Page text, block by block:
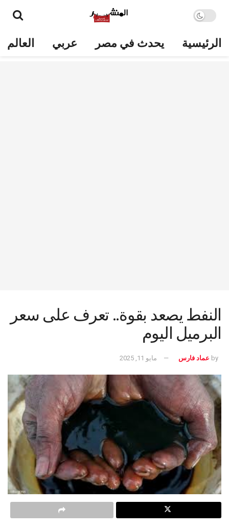
الرئيسية يحدث في مصر عربي العالم
النفط يصعد بقوة.. تعرف على سعر
البرميل اليوم
by عماد فارس مايو 11, 2025